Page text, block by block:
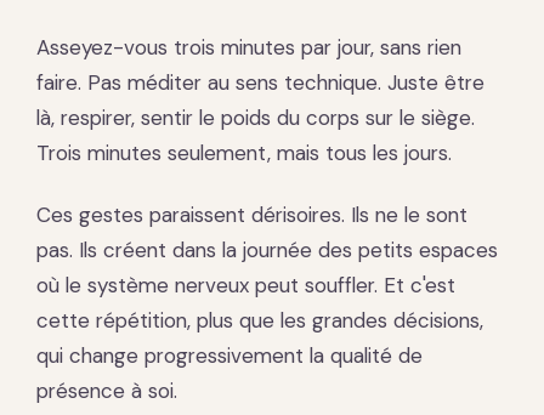
Asseyez-vous trois minutes par jour, sans rien
faire. Pas méditer au sens technique. Juste être
là, respirer, sentir le poids du corps sur le siège.
Trois minutes seulement, mais tous les jours.
Ces gestes paraissent dérisoires. Ils ne le sont
pas. Ils créent dans la journée des petits espaces
où le système nerveux peut souffler. Et c'est
cette répétition, plus que les grandes décisions,
qui change progressivement la qualité de
présence à soi.